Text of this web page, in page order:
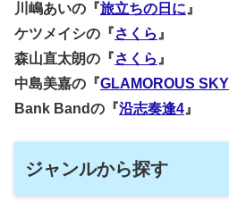
川嶋あいの『旅立ちの日に』
ケツメイシの『 さくら』
森山直太朗の『 さくら』
中島美嘉の『GLAMOROUS SKY
Bank Bandの『沿志奏逢4』
ジャンルから探す